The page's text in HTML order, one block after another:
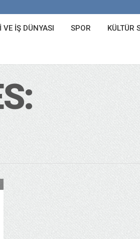
VE İŞ DÜNYASI SPOR KÜLTÜR